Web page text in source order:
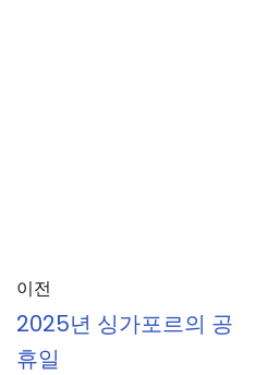
이전
2025년 싱가포르의 공
휴일